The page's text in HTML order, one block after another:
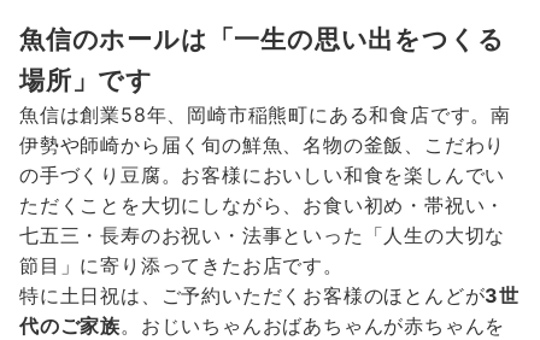
魚信のホールは「一生の思い出をつくる
場所」です
魚信は創業58年、岡崎市稲熊町にある和食店です。南
伊勢や師崎から届く旬の鮮魚、名物の釜飯、こだわり
の手づくり豆腐。お客様においしい和食を楽しんでい
ただくことを大切にしながら、お食い初め・帯祝い・
七五三・長寿のお祝い・法事といった「人生の大切な
節目」に寄り添ってきたお店です。
特に土日祝は、ご予約いただくお客様のほとんどが3世
代のご家族。おじいちゃんおばあちゃんが赤ちゃんを